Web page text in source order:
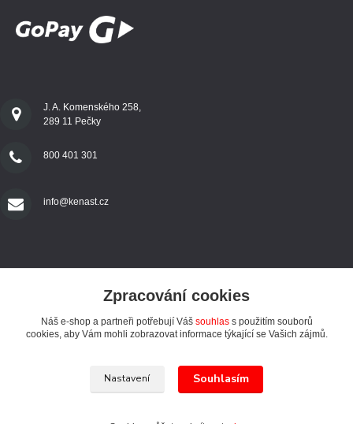
J. A. Komenského 258,
289 11 Pečky
800 401 301
info@kenast.cz
SLEDUJTE NÁS
© 1994 - 2024 Kenast s. r. o. - Všechna práva vyhrazena
Zpracování cookies
Náš e-shop a partneři potřebují Váš souhlass použitím souborů
cookies, aby Vám mohli zobrazovat informace týkající se Vašich zájmů.
Nastavení Souhlasím